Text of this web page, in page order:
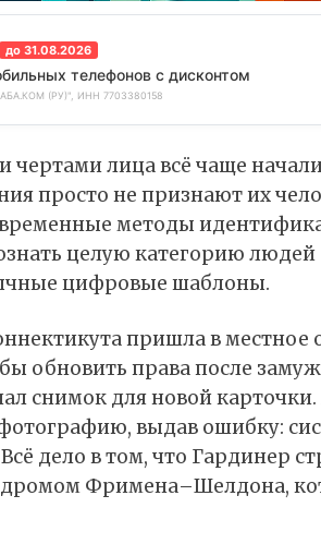
до 31.08.2026
телефонов с дисконтом
(РУ)", ИНН 7703380158
лица всё чаще начали
просто не признаютих
методы
целую категорию людей
цифровые шаблоны.
пришла в местное
обновить права после
снимок для новой
выдав ошибку:
дело в том, что Гардинер
Фримена–Шелдона,